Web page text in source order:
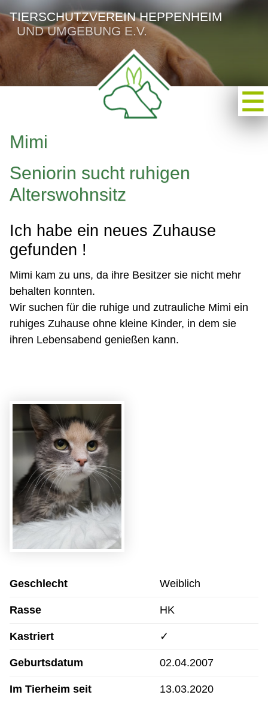
TIERSCHUTZVEREIN HEPPENHEIM
UND UMGEBUNG E.V.
Mimi
Seniorin sucht ruhigen
Alterswohnsitz
Ich habe ein neues Zuhause
gefunden !
Mimi kam zu uns, da ihre Besitzer sie nicht mehr
behalten konnten.
Wir suchen für die ruhige und zutrauliche Mimi ein
ruhiges Zuhause ohne kleine Kinder, in dem sie
ihren Lebensabend genießen kann.
Geschlecht Weiblich
Rasse HK
Kastriert ✓
Geburtsdatum 02.04.2007
Im Tierheim seit 13.03.2020